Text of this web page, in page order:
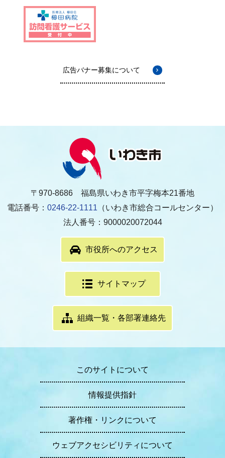
広告バナー募集について
〒970-8686 福島県いわき市平字梅本21番地
電話番号： 0246-22-1111 （いわき市総合コールセンター）
法人番号：9000020072044
市役所へのアクセス
サイトマップ
組織一覧・各部署連絡先
このサイトについて
情報提供指針
著作権・リンクについて
ウェブアクセシビリティについて